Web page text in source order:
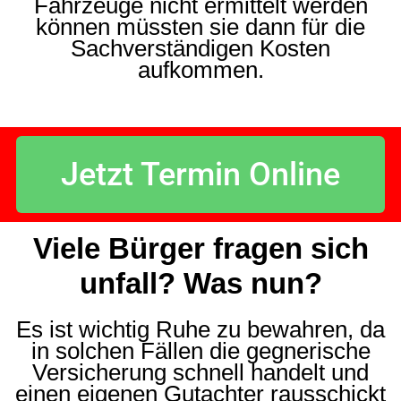
können müssten sie dann für die
Sachverständigen Kosten
aufkommen.
Jetzt Termin Online
Viele Bürger fragen sich
unfall? Was nun?
Es ist wichtig Ruhe zu bewahren, da
in solchen Fällen die gegnerische
Versicherung schnell handelt und
einen eigenen Gutachter rausschickt